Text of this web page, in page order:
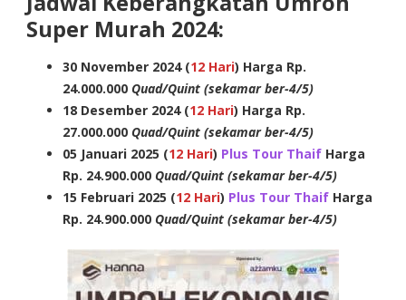
Super Murah 2024:
30 November 2024 (12 Hari) Harga Rp.
24.000.000 Quad/Quint (sekamar ber-4/5)
18 Desember 2024 (12 Hari) Harga Rp.
27.000.000 Quad/Quint (sekamar ber-4/5)
05 Januari 2025 (12 Hari) Plus Tour Thaif Harga
Rp. 24.900.000 Quad/Quint (sekamar ber-4/5)
15 Februari 2025 (12 Hari) Plus Tour Thaif Harga
Rp. 24.900.000 Quad/Quint (sekamar ber-4/5)